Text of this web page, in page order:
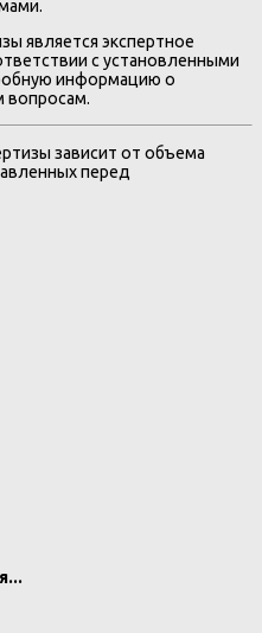
является экспертное
с установленными
информацию о
вопросам.
зависит от объема
перед